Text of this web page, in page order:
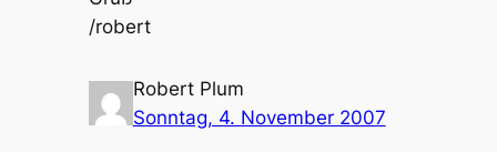
/robert
Robert Plum
Sonntag, 4. November 2007